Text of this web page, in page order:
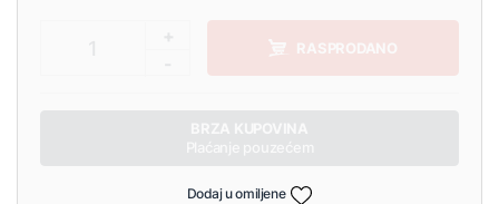
RASPRODANO
Dodaj u omiljene